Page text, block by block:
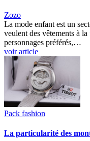
Zozo
La mode enfant est un
veulent des vêtements à
personnages préférés,…
voir article
Pack fashion
La particularité des